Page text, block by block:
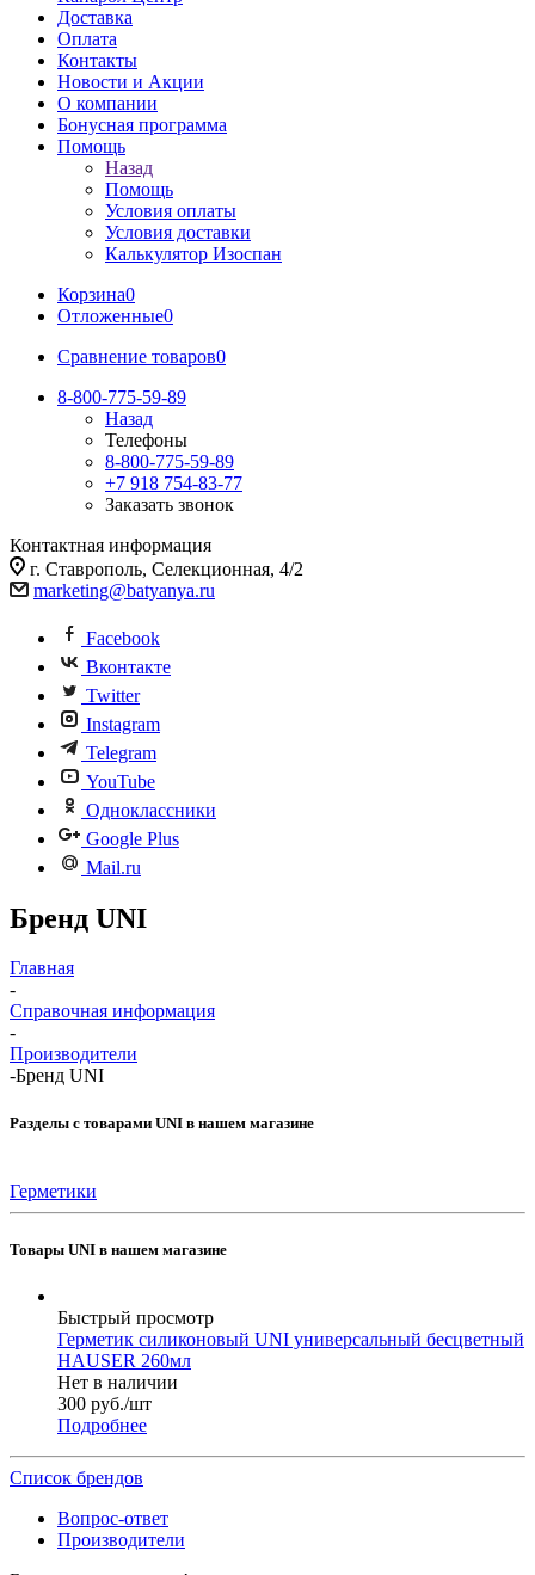
Доставка
Оплата
Контакты
Новости и Акции
О компании
Бонусная программа
Помощь
Назад
Помощь
Условия оплаты
Условия доставки
Калькулятор Изоспан
Корзина0
Отложенные0
Сравнение товаров0
8-800-775-59-89
Назад
Телефоны
8-800-775-59-89
+7 918 754-83-77
Заказать звонок
Контактная информация
г. Ставрополь, Селекционная, 4/2
marketing@batyanya.ru
Facebook
Вконтакте
Twitter
Instagram
Telegram
YouTube
Одноклассники
Google Plus
Mail.ru
Бренд UNI
Главная
-
Справочная информация
-
Производители
-Бренд UNI
Разделы с товарами UNI в нашем магазине
Герметики
Товары UNI в нашем магазине
Быстрый просмотр
Герметик силиконовый UNI универсальный бесцветный
HAUSER 260мл
Нет в наличии
300 руб./шт
Подробнее
Список брендов
Вопрос-ответ
Производители